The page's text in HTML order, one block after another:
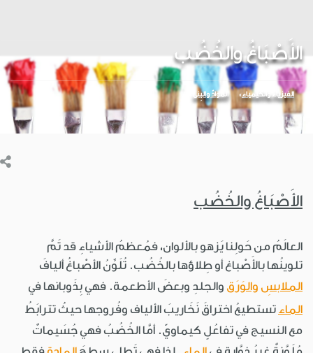
الأَصْبَاغُ والخُضُب
الفيزياء والكيمياء الموادّ والبِنى
الأَصْبَاغُ والخُضُب
العالَمُ من حَولِنا يَزهو بالألوان، فمُعظمُ الأشياءِ قد تَمَّ
تلوينُها بالأَصْباغ أو طِلاؤها بالخُضُب. تُلَوِّنُ الأصْباغُ أليافَ
الملابسِ والوَرَق والجلدِ وبعضَ الأطعمة. فهي بِذَوبانها في
الماء تستطيعُ اختراقَ نَخَاريبَ الألياف وفُروجها حيثُ تترابَطُ
مع النسيج في تفاعُلٍ كيماويّ. أمَّا الخُضُبُ فهي جُسَيماتٌ